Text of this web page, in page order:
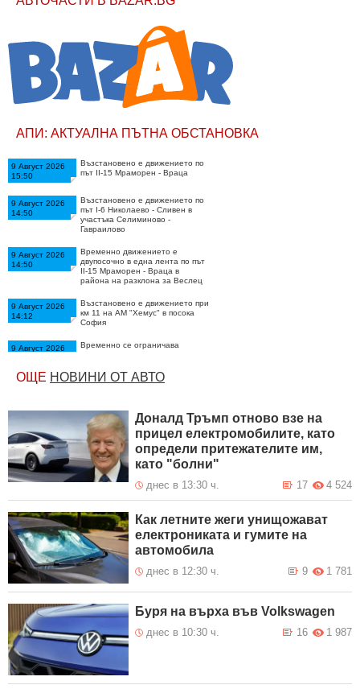
АПИ: АКТУАЛНА ПЪТНА ОБСТАНОВКА
9 Август 2026
15:50
Възстановено е движението по
път II-15 Мраморен - Враца
9 Август 2026
14:50
Възстановено е движението по
път I-6 Николаево - Сливен в
участъка Селиминово -
Гавраилово
9 Август 2026
14:50
Временно движението e
двупосочно в една лента по път
II-15 Мраморен - Враца в
района на разклона за Веслец
9 Август 2026
14:12
Възстановено е движението при
км 11 на АМ "Хемус" в посока
София
9 Август 2026
Временно се ограничава
Селиминово - Гавраилово
13:25
"Хемус" в посока София
9 Август 2026
13:12
Временно се ограничава
движението при км 11 на АМ
"Хемус" в посока София
9 Август 2026
Възстановено е движението по
път II-16 Своге – Ребърково в
участъка Гара Лакатник –
9 Август 2026
08:12
Временно движението по път III-
663 Симеоновград –
Димитровград в района на
Райново се осъществява
двупосочно в една лента
ОЩЕ НОВИНИ ОТ АВТО
Доналд Тръмп отново взе на
прицел електромобилите, като
определи притежателите им,
като "болни"
днес в 13:30 ч. 4 524
17
Как летните жеги унищожават
електрониката и гумите на
автомобила
днес в 12:30 ч. 1 781
9
Буря на върха във Volkswagen
днес в 10:30 ч. 1 987
16